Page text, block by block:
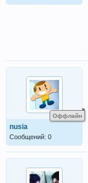
Оффлайн
nusia
Сообщений: 0